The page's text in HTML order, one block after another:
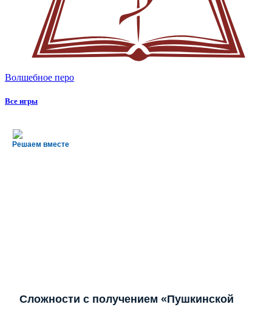
Волшебное перо
Все игры
Решаем вместе
Сложности с получением «Пушкинской